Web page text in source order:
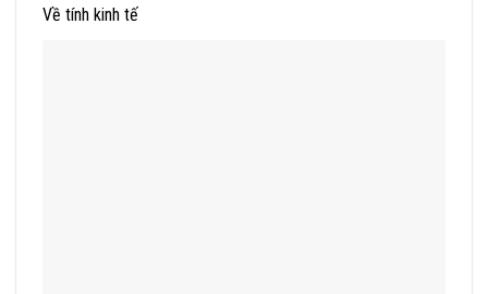
Về tính kinh tế